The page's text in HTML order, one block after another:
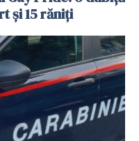
și 15 răniți